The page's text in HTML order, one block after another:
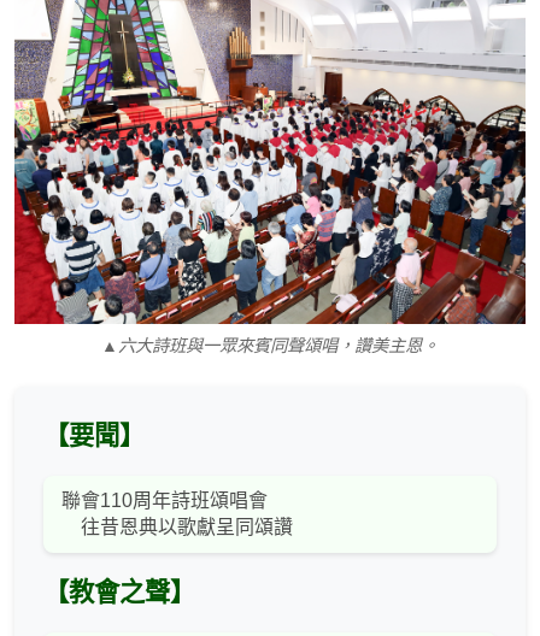
▲六大詩班與一眾來賓同聲頌唱，讚美主恩。
【要聞】
聯會110周年詩班頌唱會
往昔恩典以歌獻呈同頌讚
【教會之聲】